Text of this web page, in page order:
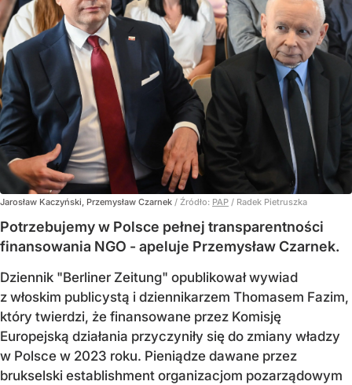
Jarosław Kaczyński, Przemysław Czarnek / Źródło: PAP / Radek Pietruszka
Potrzebujemy w Polsce pełnej transparentności
finansowania NGO - apeluje Przemysław Czarnek.
Dziennik "Berliner Zeitung" opublikował wywiad
z włoskim publicystą i dziennikarzem Thomasem Fazim,
który twierdzi, że finansowane przez Komisję
Europejską działania przyczyniły się do zmiany władzy
w Polsce w 2023 roku. Pieniądze dawane przez
brukselski establishment organizacjom pozarządowym